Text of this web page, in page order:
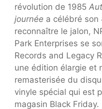
révolution de 1985
journée a célébré son
reconnaître le jalon,
Park Enterprises se
Records and Legacy
une édition élargie et
remasterisée du
vinyle spécial qui est
magasin Black Friday.